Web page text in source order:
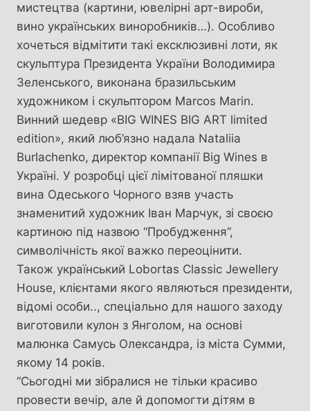
мистецтва (картини, ювелірні арт-вироби,
вино українських виноробників…). Особливо
хочеться відмітити такі ексклюзивні лоти, як
скульптура Президента України Володимира
Зеленського, виконана бразильським
художником і скульптором Marcos Marin.
Винний шедевр «BIG WINES BIG ART limited
edition», який люб’язно надала Nataliia
Burlachenko, директор компанії Big Wines в
Україні. У розробці цієї лімітованої пляшки
вина Одеського Чорного взяв участь
знаменитий художник Іван Марчук, зі своєю
картиною під назвою “Пробудження”,
символічність якої важко переоцінити.
Також український Lobortas Classic Jewellery
House, клієнтами якого являються президенти,
відомі особи.., спеціально для нашого заходу
виготовили кулон з Янголом, на основі
малюнка Самусь Олександра, із міста Сумми,
якому 14 років.
“Сьогодні ми зібралися не тільки красиво
провести вечір, але й допомогти дітям в